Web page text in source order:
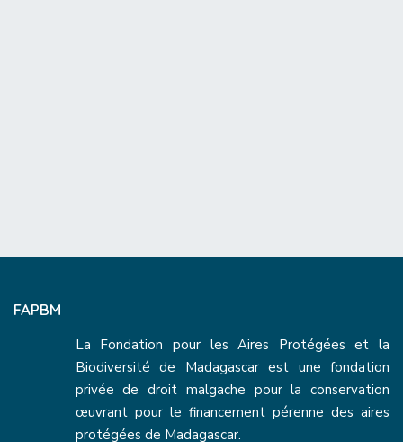
FAPBM
La Fondation pour les Aires Protégées et la
Biodiversité de Madagascar est une fondation
privée de droit malgache pour la conservation
œuvrant pour le financement pérenne des aires
protégées de Madagascar.